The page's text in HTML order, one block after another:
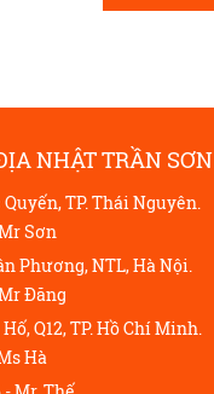
NHẬT TRẦN SƠN
TP. Thái Nguyên.
Sơn
Phương, NTL, Hà Nội.
Đăng
Q12, TP. Hồ Chí Minh.
Hà